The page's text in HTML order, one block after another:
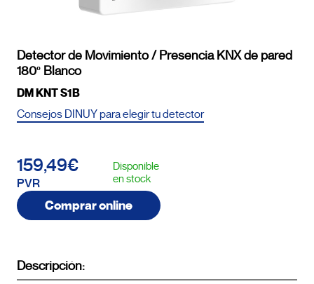
Detector de Movimiento / Presencia KNX de pared
180º Blanco
DM KNT S1B
Consejos DINUY para elegir tu detector
159,49€
PVR
Disponible
en stock
Comprar online
Descripción: